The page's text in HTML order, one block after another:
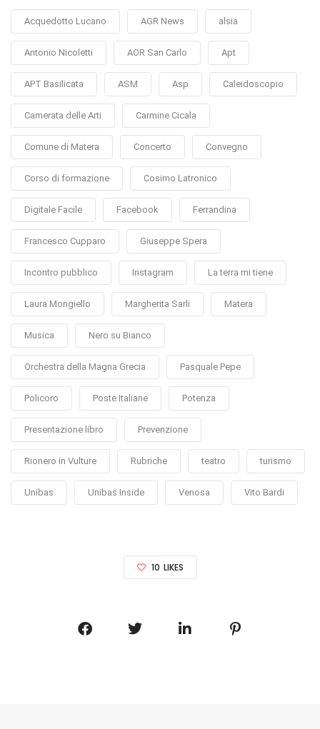
Acquedotto Lucano AGR News alsia
Antonio Nicoletti AOR San Carlo Apt
APT Basilicata ASM Asp Caleidoscopio
Camerata delle Arti Carmine Cicala
Comune di Matera Concerto Convegno
Corso di formazione Cosimo Latronico
Digitale Facile Facebook Ferrandina
Francesco Cupparo Giuseppe Spera
Incontro pubblico Instagram La terra mi tiene
Laura Mongiello Margherita Sarli Matera
Musica Nero su Bianco
Orchestra della Magna Grecia Pasquale Pepe
Policoro Poste Italiane Potenza
Presentazione libro Prevenzione
Rionero in Vulture Rubriche teatro turismo
Unibas Unibas Inside Venosa Vito Bardi
10 LIKES